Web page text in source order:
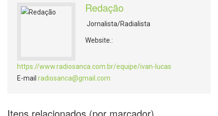
Redação
Jornalista/Radialista
Website.:
https://www.radiosanca.com.br/equipe/ivan-lucas
E-mail radiosanca@gmail.com